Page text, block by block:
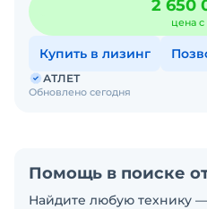
2 650
цена
Купить в лизинг
Обновлено сегодня
АТЛЕТ
Помощь в поиске
Найдите любую технику